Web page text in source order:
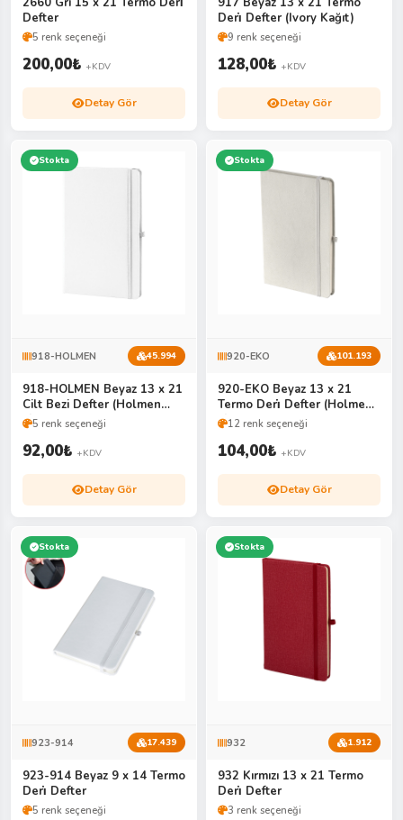
Defter
5 renk seçeneği
200,00₺ +KDV
Detay Gör
Deri̇ Defter (Ivory Kağıt)
9 renk seçeneği
128,00₺ +KDV
Detay Gör
Stokta
918-HOLMEN 45.994
918-HOLMEN Beyaz 13 x 21
Cilt Bezi Defter (Holmen
Ki̇tap Kağıdı)
5 renk seçeneği
92,00₺ +KDV
Detay Gör
Stokta
920-EKO 101.193
920-EKO Beyaz 13 x 21
Termo Deri̇ Defter (Holmen
Ki̇tap Kağıdı
12 renk seçeneği
104,00₺ +KDV
Detay Gör
Stokta
923-914 17.439
923-914 Beyaz 9 x 14 Termo
Deri̇ Defter
5 renk seçeneği
Stokta
932 1.912
932 Kırmızı 13 x 21 Termo
Deri̇ Defter
3 renk seçeneği